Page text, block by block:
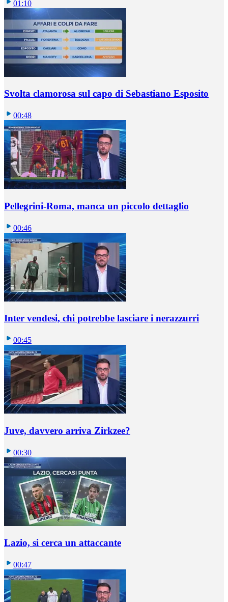
01:10
Svolta clamorosa sul capo di Sebastiano Esposito
00:48
Pellegrini-Roma, manca un piccolo dettaglio
00:46
Inter vendesi, chi potrebbe lasciare i nerazzurri
00:45
Juve, davvero arriva Zirkzee?
00:30
Lazio, si cerca un attaccante
00:47